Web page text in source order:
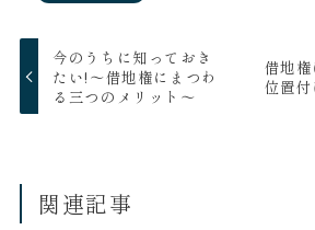
今のうちに知っておき
たい!～借地権にまつわ
る三つのメリット～
借地
位置
関連記事